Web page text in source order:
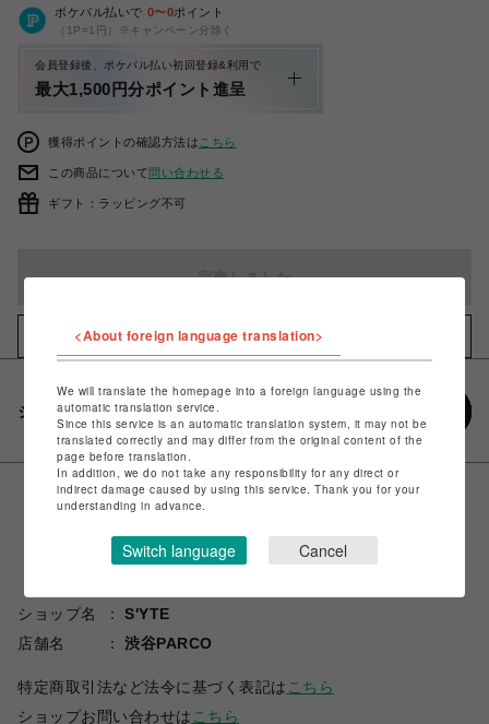
ポケパル払いで 0〜0ポイント
（1P=1円）※キャンペーン分除く
会員登録後、ポケパル払い初回登録&利用で
最大1,500円分ポイント進呈
獲得ポイントの確認方法は こちら
この商品について問い合わせる
ギフト：ラッピング不可
完売しました
お気に入りアイテムに追加
シェアする
ショップ名
S'YTE
店舗名
渋谷PARCO
特定商取引法など法令に基づく表記は こちら
ショップお問い合わせは こちら
<About foreign language translation>
We will translate the homepage into a foreign language using the
automatic translation service.
Since this service is an automatic translation system, it may not be
translated correctly and may differ from the original content of the
page before translation.
In addition, we do not take any responsibility for any direct or
indirect damage caused by using this service. Thank you for your
understanding in advance.
Switch language Cancel